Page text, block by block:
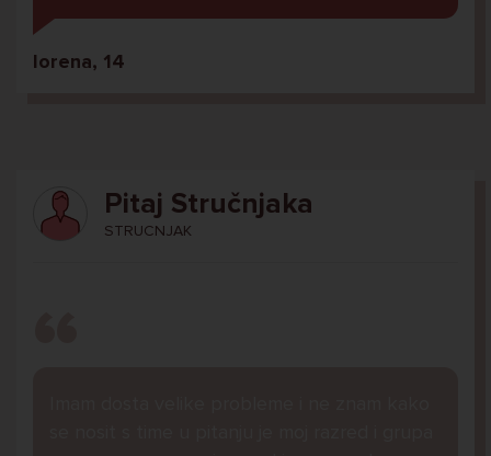
lorena, 14
Pitaj Stručnjaka
STRUCNJAK